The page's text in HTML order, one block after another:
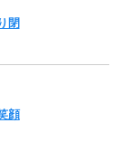
閉
顔